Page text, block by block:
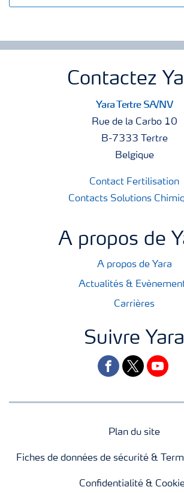
Contactez
Yara Tertre SA/NV
Rue de la Carbo 10
B-7333 Tertre
Belgique
Contact Fertilisation
Contacts Solutions
A propos de
A propos de Yara
Actualités &
Carrières
Suivre Yara
facebooktwitteryoutube
Plan du site
Fiches de données de sécurité &
Confidentialité &